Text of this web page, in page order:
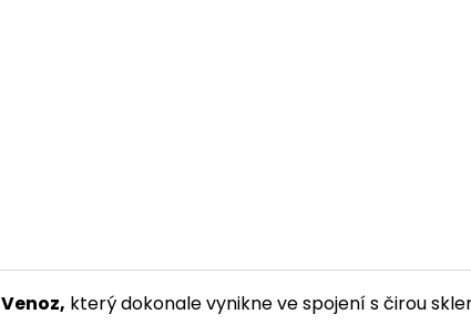
Venoz, který dokonale vynikne ve spojení s čirou